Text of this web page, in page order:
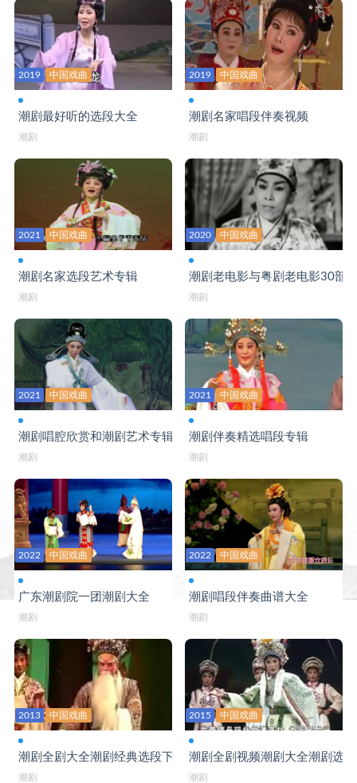
2019 中国戏曲
潮剧最好听的选段大全
潮剧
2019 中国戏曲
潮剧名家唱段伴奏视频
潮剧
2021 中国戏曲
潮剧名家选段艺术专辑
潮剧
2020 中国戏曲
潮剧老电影与粤剧老电影30部
潮剧
2021 中国戏曲
潮剧唱腔欣赏和潮剧艺术专辑
潮剧
2021 中国戏曲
潮剧伴奏精选唱段专辑
潮剧
2022 中国戏曲
广东潮剧院一团潮剧大全
潮剧
2022 中国戏曲
潮剧唱段伴奏曲谱大全
潮剧
2013 中国戏曲
潮剧全剧大全潮剧经典选段下部
潮剧
2015 中国戏曲
潮剧全剧视频潮剧大全潮剧选段
潮剧